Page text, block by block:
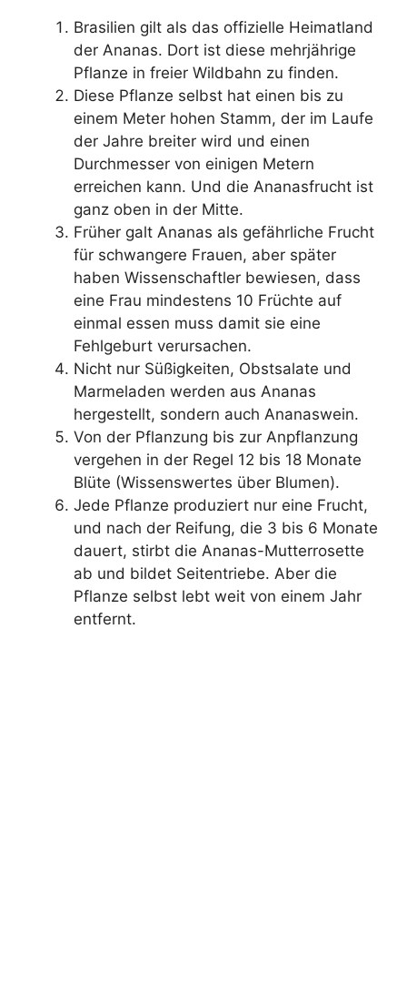
Brasilien gilt als das offizielle Heimatland
der Ananas. Dort ist diese mehrjährige
Pflanze in freier Wildbahn zu finden.
Diese Pflanze selbst hat einen bis zu
einem Meter hohen Stamm, der im Laufe
der Jahre breiter wird und einen
Durchmesser von einigen Metern
erreichen kann. Und die Ananasfrucht ist
ganz oben in der Mitte.
Früher galt Ananas als gefährliche Frucht
für schwangere Frauen, aber später
haben Wissenschaftler bewiesen, dass
eine Frau mindestens 10 Früchte auf
einmal essen muss damit sie eine
Fehlgeburt verursachen.
Nicht nur Süßigkeiten, Obstsalate und
Marmeladen werden aus Ananas
hergestellt, sondern auch Ananaswein.
Von der Pflanzung bis zur Anpflanzung
vergehen in der Regel 12 bis 18 Monate
Blüte (Wissenswertes über Blumen).
Jede Pflanze produziert nur eine Frucht,
und nach der Reifung, die 3 bis 6 Monate
dauert, stirbt die Ananas-Mutterrosette
ab und bildet Seitentriebe. Aber die
Pflanze selbst lebt weit von einem Jahr
entfernt.